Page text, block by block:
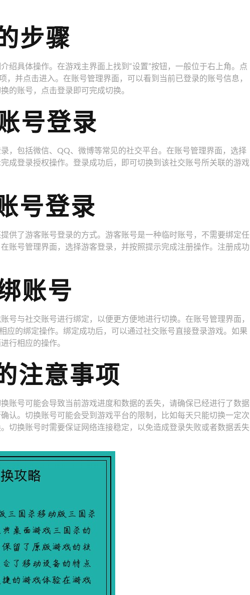
步骤
绍具体操作。在游戏主界面上找到“设置”按钮，一般位于右上角。点
，并点击进入。在账号管理界面，可以看到当前已登录的账号信息，
的账号，点击登录即可完成切换。
号登录
，包括微信、QQ、微博等常见的社交平台。在账号管理界面，选择
成登录授权操作。登录成功后，即可切换到该社交账号所关联的游戏
号登录
供了游客账号登录的方式。游客账号是一种临时账号，不需要绑定任
账号管理界面，选择游客登录，并按照提示完成注册操作。注册成功
账号
号与社交账号进行绑定，以便更方便地进行切换。在账号管理界面，
应的绑定操作。绑定成功后，可以通过社交账号直接登录游戏。如果
行相应的操作。
注意事项
账号可能会导致当前游戏进度和数据的丢失，请确保已经进行了数据
认。切换账号可能会受到游戏平台的限制，比如每天只能切换一定次
切换账号时需要保证网络连接稳定，以免造成登录失败或者数据丢失